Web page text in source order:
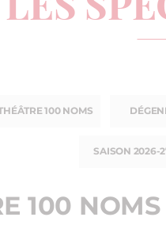
100 NOMS
SAISON 2026-
100 NOMS